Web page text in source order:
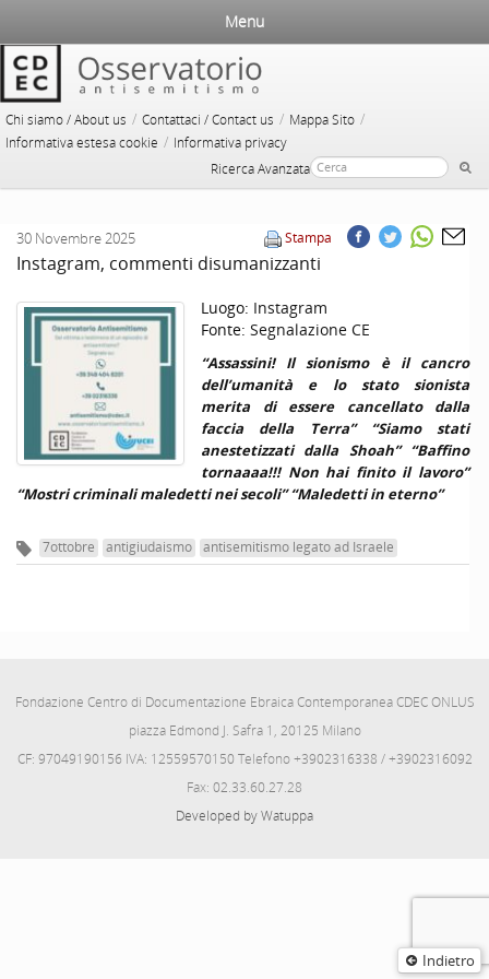
Chi siamo / About us / Contattaci / Contact us / Mappa Sito /
Informativa estesa cookie / Informativa privacy
Ricerca Avanzata
Menu
Indietro
Stampa
30 Novembre 2025
Instagram, commenti disumanizzanti
Luogo: Instagram
Fonte: Segnalazione CE
“Assassini! Il sionismo è il cancro
dell’umanità e lo stato sionista
merita di essere cancellato dalla
faccia della Terra” “Siamo stati
anestetizzati dalla Shoah” “Baffino
tornaaaa!!! Non hai finito il lavoro”
“Mostri criminali maledetti nei secoli” “Maledetti in eterno”
7ottobre antigiudaismo antisemitismo legato ad Israele
Fondazione Centro di Documentazione Ebraica Contemporanea CDEC ONLUS
piazza Edmond J. Safra 1, 20125 Milano
CF: 97049190156 IVA: 12559570150 Telefono +3902316338 / +3902316092
Fax: 02.33.60.27.28
Developed by Watuppa